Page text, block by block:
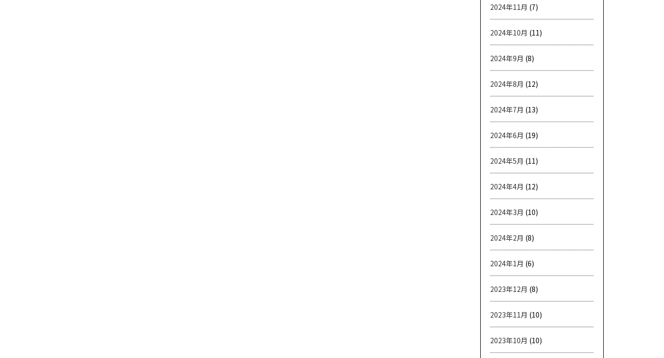
2024年11月 (7)
2024年10月 (11)
2024年9月 (8)
2024年8月 (12)
2024年7月 (13)
2024年6月 (19)
2024年5月 (11)
2024年4月 (12)
2024年3月 (10)
2024年2月 (8)
2024年1月 (6)
2023年12月 (8)
2023年11月 (10)
2023年10月 (10)